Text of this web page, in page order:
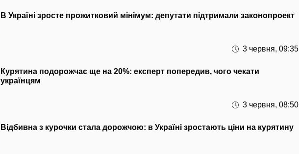
В Україні зросте прожитковий мінімум: депутати підтримали законопроект
3 червня, 09:35
Курятина подорожчає ще на 20%: експерт попередив, чого чекати
українцям
3 червня, 08:50
Відбивна з курочки стала дорожчою: в Україні зростають ціни на курятину